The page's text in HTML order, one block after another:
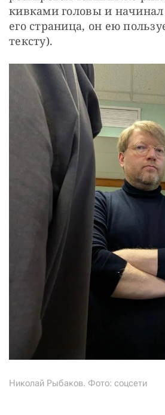
кивками головы и начинал
его страница, он ею
тексту).
Николай Рыбаков. Фото: соцсети